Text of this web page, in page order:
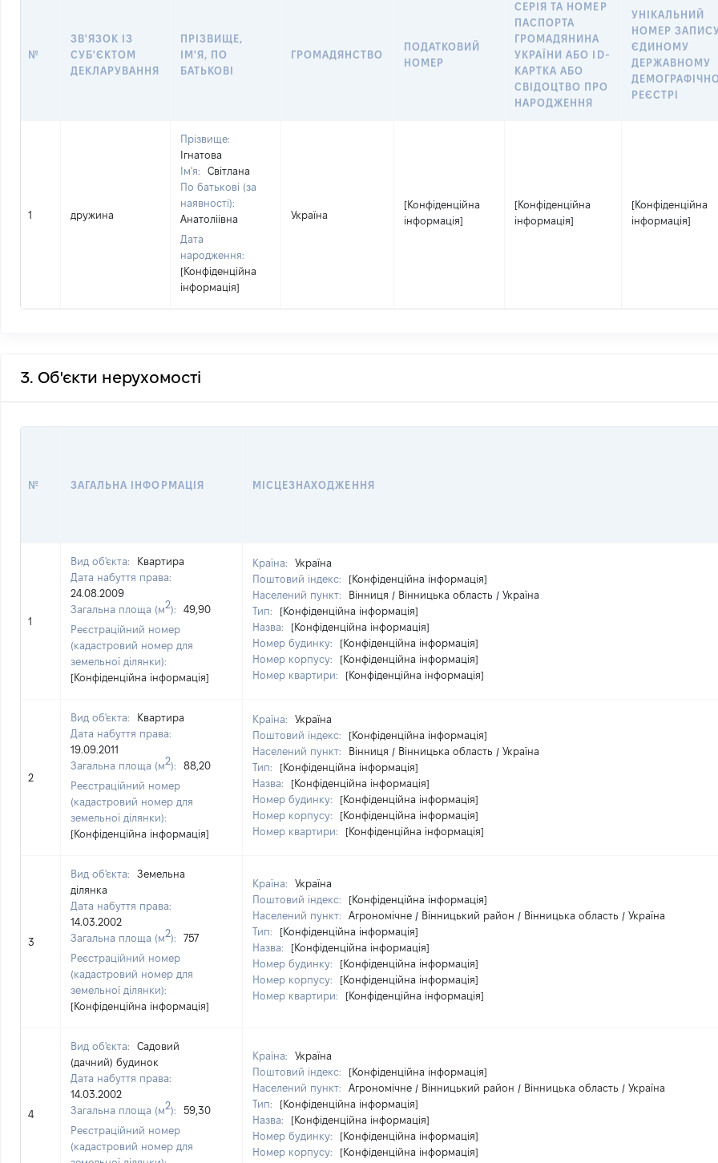
№
ЗВ'ЯЗОК ІЗ
СУБ'ЄКТОМ
ДЕКЛАРУВАННЯ
ПРІЗВИЩЕ,
ІМ'Я, ПО
БАТЬКОВІ
ГРОМАДЯНСТВО
ПОДАТКОВИЙ
НОМЕР
СЕРІЯ ТА НОМЕР
ПАСПОРТА
ГРОМАДЯНИНА
УКРАЇНИ АБО ID-
КАРТКА АБО
СВІДОЦТВО ПРО
НАРОДЖЕННЯ
УНІКАЛЬНИЙ
НОМЕР
ЄДИНОМУ
ДЕРЖАВНОМУ
РЕЄСТРІ
1 дружина
Прізвище:
Ігнатова
Ім'я:
Світлана
По батькові (за
наявності):
Анатоліівна
Дата
народження:
[Конфіденційна
інформація]
Україна
[Конфіденційна
інформація]
[Конфіденційна
інформація]
[Конфіденційна
інформація]
3. Об'єкти нерухомості
№ ЗАГАЛЬНА ІНФОРМАЦІЯ МІСЦЕЗНАХОДЖЕННЯ
1
Вид об'єкта:
Квартира
Дата набуття права:
24.08.2009
Загальна площа (м2):
49,90
Реєстраційний номер
(кадастровий номер для
земельної ділянки):
[Конфіденційна інформація]
Країна:
Україна
Поштовий індекс:
[Конфіденційна інформація]
Населений пункт:
Вінниця / Вінницька область / Україна
Тип:
[Конфіденційна інформація]
Назва:
[Конфіденційна інформація]
Номер будинку:
[Конфіденційна інформація]
Номер корпусу:
[Конфіденційна інформація]
Номер квартири:
[Конфіденційна інформація]
2
Вид об'єкта:
Квартира
Дата набуття права:
19.09.2011
Загальна площа (м2):
88,20
Реєстраційний номер
(кадастровий номер для
земельної ділянки):
[Конфіденційна інформація]
Країна:
Україна
Поштовий індекс:
[Конфіденційна інформація]
Населений пункт:
Вінниця / Вінницька область / Україна
Тип:
[Конфіденційна інформація]
Назва:
[Конфіденційна інформація]
Номер будинку:
[Конфіденційна інформація]
Номер корпусу:
[Конфіденційна інформація]
Номер квартири:
[Конфіденційна інформація]
3
Вид об'єкта:
Земельна
ділянка
Дата набуття права:
14.03.2002
Загальна площа (м2):
757
Реєстраційний номер
(кадастровий номер для
земельної ділянки):
[Конфіденційна інформація]
Країна:
Україна
Поштовий індекс:
[Конфіденційна інформація]
Населений пункт:
Агрономічне / Вінницький район / Вінницька область / Україна
Тип:
[Конфіденційна інформація]
Назва:
[Конфіденційна інформація]
Номер будинку:
[Конфіденційна інформація]
Номер корпусу:
[Конфіденційна інформація]
Номер квартири:
[Конфіденційна інформація]
4
Вид об'єкта:
Садовий
(дачний) будинок
Дата набуття права:
14.03.2002
Загальна площа (м2):
59,30
Реєстраційний номер
(кадастровий номер для
Країна:
Україна
Поштовий індекс:
[Конфіденційна інформація]
Населений пункт:
Агрономічне / Вінницький район / Вінницька область / Україна
Тип:
[Конфіденційна інформація]
Назва:
[Конфіденційна інформація]
Номер будинку:
[Конфіденційна інформація]
Номер корпусу:
[Конфіденційна інформація]